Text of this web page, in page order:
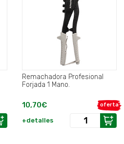
Remachadora Profesional
Forjada 1 Mano.
oferta
10,70€
+detalles